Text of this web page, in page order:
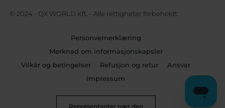
© 2024 - QX WORLD Kft. - Alle rettigheter forbeholdt.
Personvernerklæring
Merknad om informasjonskapsler
Vilkår og betingelser
Refusjon og retur
Ansvar
Impressum
Representanter nær deg